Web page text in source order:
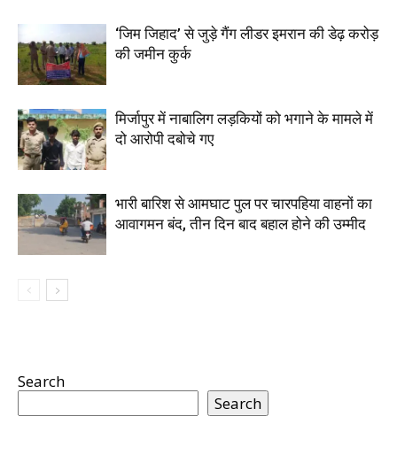
‘जिम जिहाद’ से जुड़े गैंग लीडर इमरान की डेढ़ करोड़
की जमीन कुर्क
मिर्जापुर में नाबालिग लड़कियों को भगाने के मामले में
दो आरोपी दबोचे गए
भारी बारिश से आमघाट पुल पर चारपहिया वाहनों का
आवागमन बंद, तीन दिन बाद बहाल होने की उम्मीद
Search
Search